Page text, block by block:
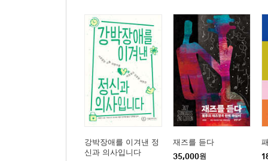
강박장애를 이겨낸 정
신과 의사입니다
재즈를 듣다
35,000원